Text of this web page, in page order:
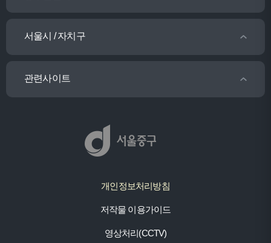
서울시 / 자치구
관련사이트
개인정보처리방침
저작물 이용가이드
영상처리(CCTV)